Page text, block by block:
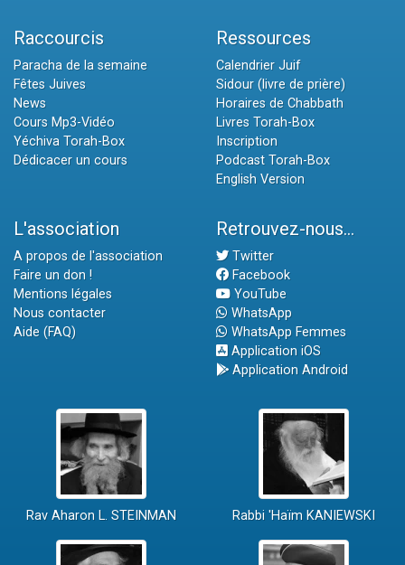
Raccourcis
Paracha de la semaine
Fêtes Juives
News
Cours Mp3-Vidéo
Yéchiva Torah-Box
Dédicacer un cours
Ressources
Calendrier Juif
Sidour (livre de prière)
Horaires de Chabbath
Livres Torah-Box
Inscription
Podcast Torah-Box
English Version
L'association
A propos de l'association
Faire un don !
Mentions légales
Nous contacter
Aide (FAQ)
Retrouvez-nous...
Twitter
Facebook
YouTube
WhatsApp
WhatsApp Femmes
Application iOS
Application Android
Rav Aharon L. STEINMAN Rabbi 'Haïm KANIEWSKI